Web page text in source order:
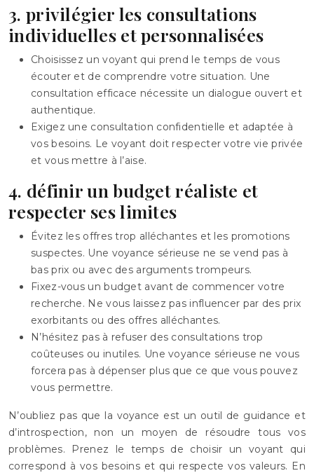
3. privilégier les consultations
individuelles et personnalisées
Choisissez un voyant qui prend le temps de vous
écouter et de comprendre votre situation. Une
consultation efficace nécessite un dialogue ouvert et
authentique.
Exigez une consultation confidentielle et adaptée à
vos besoins. Le voyant doit respecter votre vie privée
et vous mettre à l’aise.
4. définir un budget réaliste et
respecter ses limites
Évitez les offres trop alléchantes et les promotions
suspectes. Une voyance sérieuse ne se vend pas à
bas prix ou avec des arguments trompeurs.
Fixez-vous un budget avant de commencer votre
recherche. Ne vous laissez pas influencer par des prix
exorbitants ou des offres alléchantes.
N’hésitez pas à refuser des consultations trop
coûteuses ou inutiles. Une voyance sérieuse ne vous
forcera pas à dépenser plus que ce que vous pouvez
vous permettre.
N’oubliez pas que la voyance est un outil de guidance et
d’introspection, non un moyen de résoudre tous vos
problèmes. Prenez le temps de choisir un voyant qui
correspond à vos besoins et qui respecte vos valeurs. En